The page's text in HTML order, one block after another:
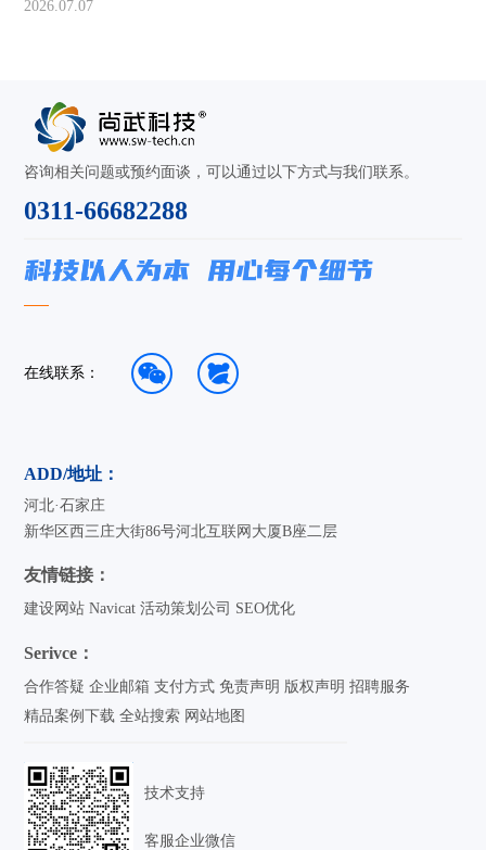
2026.07.07
咨询相关问题或预约面谈，可以通过以下方式与我们联系。
0311-66682288
在线联系：
ADD/地址：
河北·石家庄
新华区西三庄大街86号河北互联网大厦B座二层
友情链接：
建设网站 Navicat 活动策划公司 SEO优化
Serivce：
合作答疑 企业邮箱 支付方式 免责声明 版权声明 招聘服务
精品案例下载 全站搜索 网站地图
技术支持
客服企业微信